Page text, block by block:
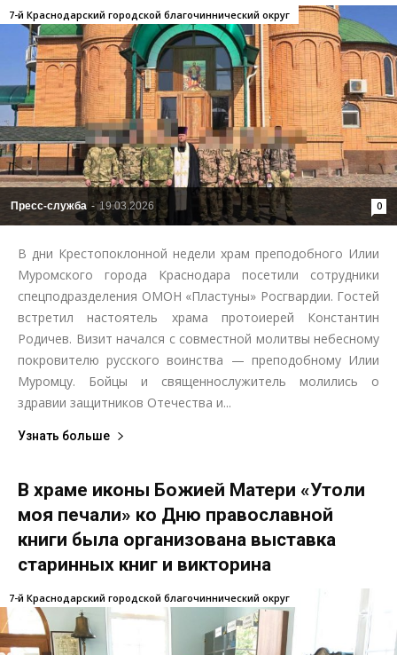
Пресс-служба - 19.03.2026 0
7-й Краснодарский городской благочиннический округ
В дни Крестопоклонной недели храм преподобного Илии
Муромского города Краснодара посетили сотрудники
спецподразделения ОМОН «Пластуны» Росгвардии. Гостей
встретил настоятель храма протоиерей Константин
Родичев. Визит начался с совместной молитвы небесному
покровителю русского воинства — преподобному Илии
Муромцу. Бойцы и священнослужитель молились о
здравии защитников Отечества и...
Узнать больше
В храме иконы Божией Матери «Утоли
моя печали» ко Дню православной
книги была организована выставка
старинных книг и викторина
7-й Краснодарский городской благочиннический округ